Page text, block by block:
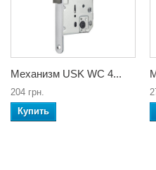
Механизм USK WC 4...
204 грн.
Купить